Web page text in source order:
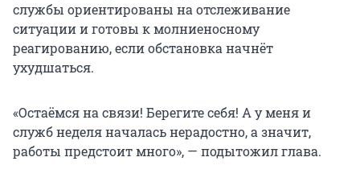
службы ориентированы на отслеживание
ситуации и готовы к молниеносному
реагированию, если обстановка начнёт
ухудшаться.
«Остаёмся на связи! Берегите себя! А у меня и
служб неделя началась нерадостно, а значит,
работы предстоит много», — подытожил глава.